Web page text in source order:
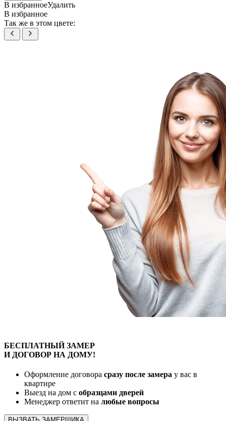
В избранноеУдалить
В избранное
Так же в этом цвете:
БЕСПЛАТНЫЙЗАМЕР
И ДОГОВОР НА ДОМУ!
Оформление договора сразу после замера у вас в
квартире
Выезд на дом с образцами дверей
Менеджер ответит на любые вопросы